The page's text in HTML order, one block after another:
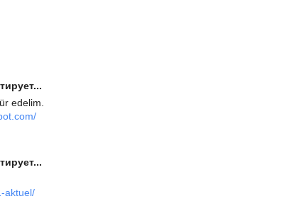
edelim.
aktuel/